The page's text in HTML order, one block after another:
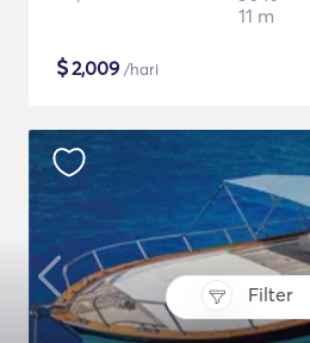
Filter
11 m
$2,009 /hari